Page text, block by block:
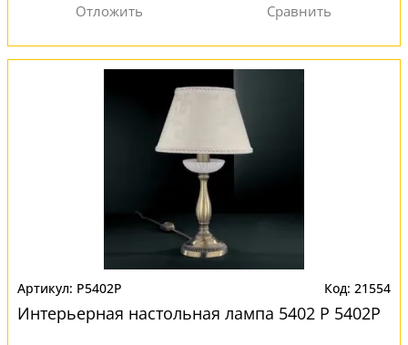
P5402P 21554
Интерьерная настольная лампа 5402 P 5402P